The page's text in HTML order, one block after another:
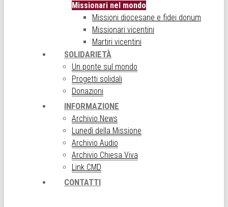
Missionari nel mondo
Missioni diocesane e fidei donum
Missionari vicentini
Martiri vicentini
SOLIDARIETÀ
Un ponte sul mondo
Progetti solidali
Donazioni
INFORMAZIONE
Archivio News
Lunedì della Missione
Archivio Audio
Archivio Chiesa Viva
Link CMD
CONTATTI